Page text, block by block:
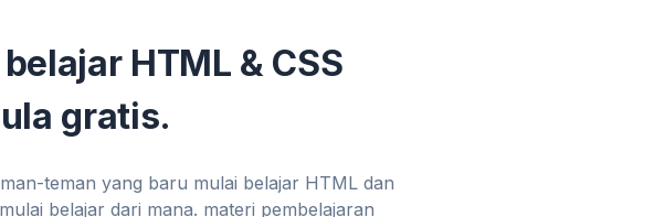
HTML & CSS
gratis.
teman yang baru mulai belajar HTML dan
belajar dari mana. materi pembelajaran